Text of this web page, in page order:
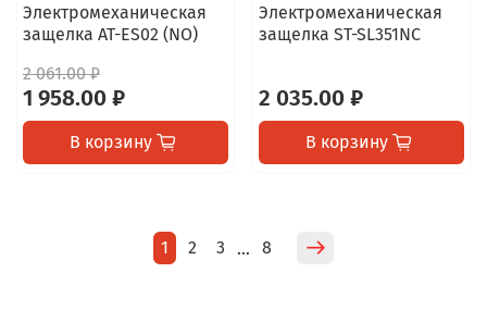
Электромеханическая
защелка AT-ES02 (NO)
2 061.00 ₽
1 958.00 ₽
В корзину
Электромеханическая
защелка ST-SL351NC
2 035.00 ₽
В корзину
1 2 3 … 8